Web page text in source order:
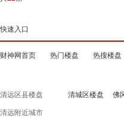
快速入口
财神网首页 热门楼盘 热搜楼盘
清远区县楼盘 清城区楼盘 佛
清远附近城市